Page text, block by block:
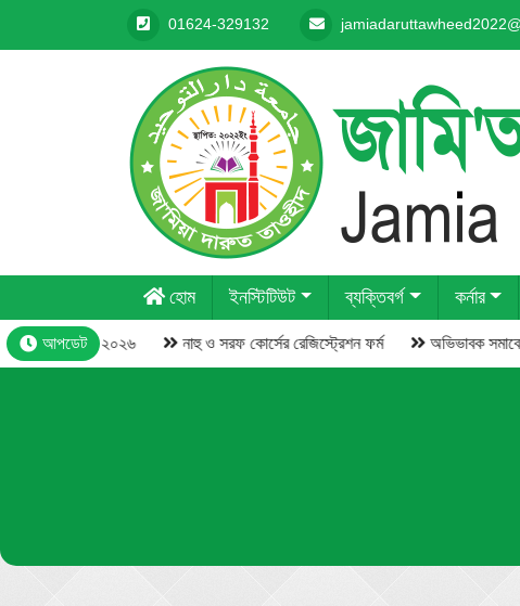
01624-329132
হোম ইনস্টিটিউট ব্যক্তিবর্গ কর্নার
আপডেট
বিতরণী- ২০২৬ নাহু ও সরফ কোর্সের রেজিস্ট্রেশন ফর্ম অভিভাবক সমাবেশ